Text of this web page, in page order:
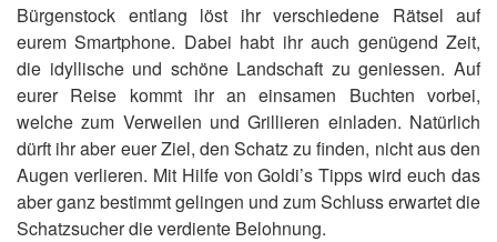
Bürgenstock entlang löst ihr verschiedene Rätsel auf
eurem Smartphone. Dabei habt ihr auch genügend Zeit,
die idyllische und schöne Landschaft zu geniessen. Auf
eurer Reise kommt ihr an einsamen Buchten vorbei,
welche zum Verweilen und Grillieren einladen. Natürlich
dürft ihr aber euer Ziel, den Schatz zu finden, nicht aus den
Augen verlieren. Mit Hilfe von Goldi’s Tipps wird euch das
aber ganz bestimmt gelingen und zum Schluss erwartet die
Schatzsucher die verdiente Belohnung.